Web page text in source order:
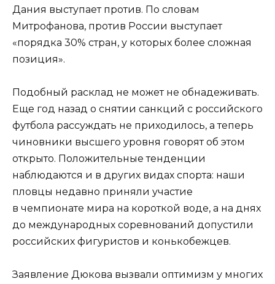
Дания выступает против. По словам
Митрофанова, против России выступает
«порядка 30% стран, у которых более сложная
позиция».
Подобный расклад не может не обнадеживать.
Еще год назад о снятии санкций с российского
футбола рассуждать не приходилось, а теперь
чиновники высшего уровня говорят об этом
открыто. Положительные тенденции
наблюдаются и в других видах спорта: наши
пловцы недавно приняли участие
в чемпионате мира на короткой воде, а на днях
до международных соревнований допустили
российских фигуристов и конькобежцев.
Заявление Дюкова вызвали оптимизм у многих